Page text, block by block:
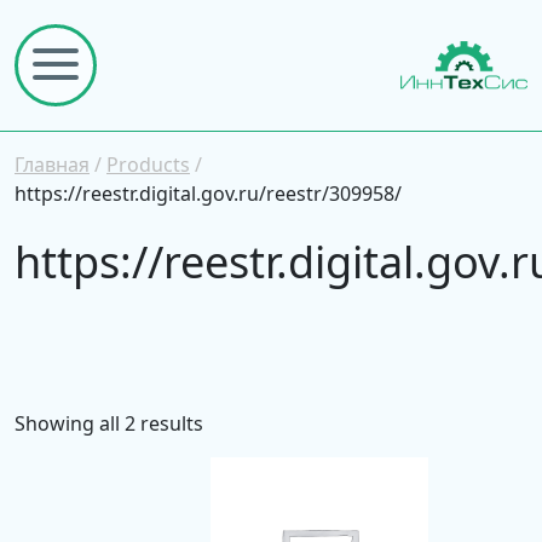
Главная / Products /
https://reestr.digital.gov.ru/reestr/309958/
https://
Showing all 2 results